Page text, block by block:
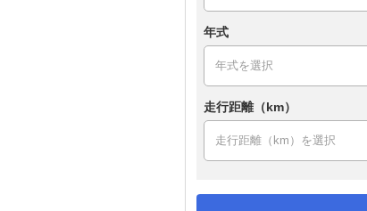
年式
走行距離（km）